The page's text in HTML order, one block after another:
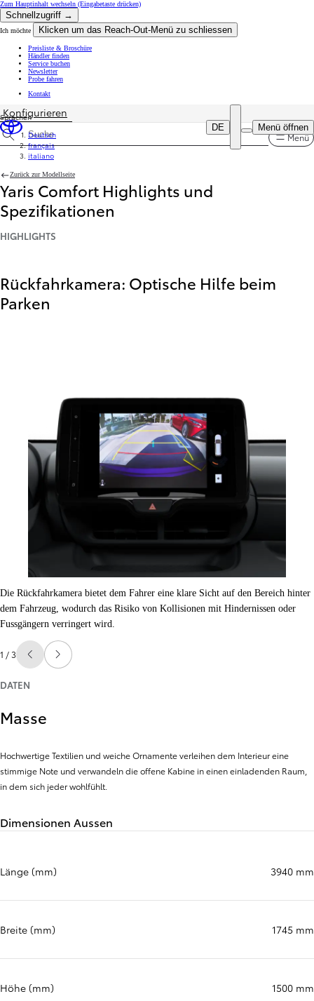
Zum Hauptinhalt wechseln (Eingabetaste drücken)
Schnellzugriff →
Ich möchte Klicken um das Reach-Out-Menü zu schliessen
Preisliste & Broschüre
Händler finden
Service buchen
Newsletter
Probe fahren
Kontakt
DE
Sprachen
Deutsch
français
italiano
Menü öffnen
Konfigurieren
Spezifikationen suchen Menü
Zurück zur Modellseite
Yaris Comfort Highlights und
Spezifikationen
HIGHLIGHTS
Rückfahrkamera: Optische Hilfe beim
Parken
Die Rückfahrkamera bietet dem Fahrer eine klare Sicht auf den Bereich hinter
dem Fahrzeug, wodurch das Risiko von Kollisionen mit Hindernissen oder
Fussgängern verringert wird.
1 / 3 ZurückWeiter
DATEN
Masse
Hochwertige Textilien und weiche Ornamente verleihen dem Interieur eine
stimmige Note und verwandeln die offene Kabine in einen einladenden Raum,
in dem sich jeder wohlfühlt.
Dimensionen Aussen
Länge (mm) 3940 mm
Breite (mm) 1745 mm
Höhe (mm) 1500 mm